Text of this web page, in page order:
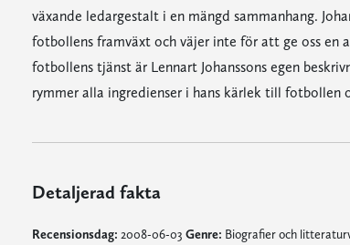
växande ledargestalt i en mängd sammanhang.
fotbollens framväxt och väjer inte för att ge oss
fotbollens tjänst är Lennart Johanssons egen
rymmer alla ingredienser i hans kärlek till fotbollen
Detaljerad fakta
Recensionsdag: 2008-06-03 Genre: Biografier och